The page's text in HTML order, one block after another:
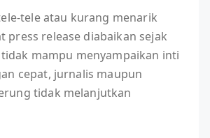
tele atau kurang menarik
press release diabaikan sejak
mampu menyampaikan inti
cepat, jurnalis maupun
tidak melanjutkan